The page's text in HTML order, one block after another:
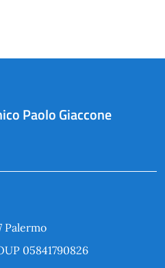
Paolo Giaccone
Palermo
05841790826